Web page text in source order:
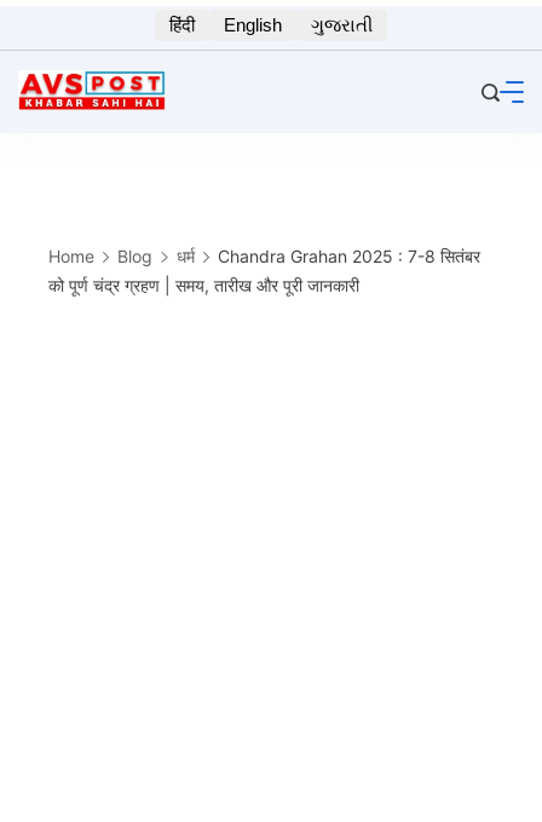
to
content
हिंदी English ગુજરાતી
Home Blog धर्म
Chandra Grahan 2025 : 7-8 सितंबर
को पूर्ण चंद्र ग्रहण | समय, तारीख और पूरी जानकारी